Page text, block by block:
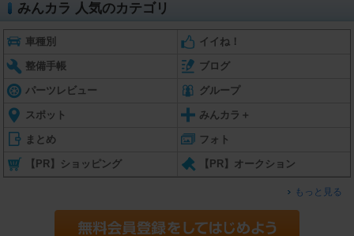
みんカラ 人気のカテゴリ
車種別 イイね！
整備手帳 ブログ
パーツレビュー グループ
スポット みんカラ＋
まとめ フォト
【PR】ショッピング 【PR】オークション
もっと見る